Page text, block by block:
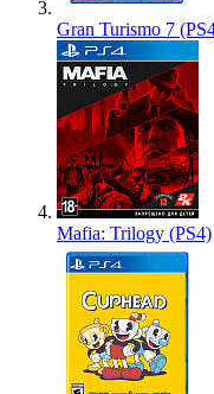
Gran Turismo 7
Mafia: Trilogy (PS4)